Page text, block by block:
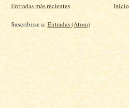
Entradas más recientes Inicio
Suscribirse a: Entradas (Atom)